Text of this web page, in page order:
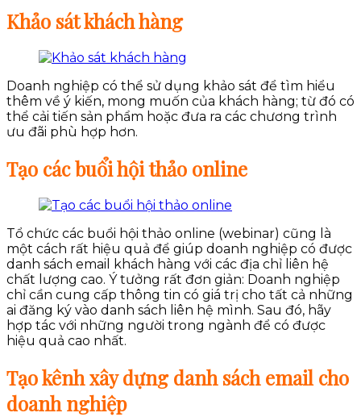
Khảo sát khách hàng
Doanh nghiệp có thể sử dụng khảo sát để tìm hiểu
thêm về ý kiến, mong muốn của khách hàng; từ đó có
thể cải tiến sản phẩm hoặc đưa ra các chương trình
ưu đãi phù hợp hơn.
Tạo các buổi hội thảo online
Tổ chức các buổi hội thảo online (webinar) cũng là
một cách rất hiệu quả để giúp doanh nghiệp có được
danh sách email khách hàng với các địa chỉ liên hệ
chất lượng cao. Ý tưởng rất đơn giản: Doanh nghiệp
chỉ cần cung cấp thông tin có giá trị cho tất cả những
ai đăng ký vào danh sách liên hệ mình. Sau đó, hãy
hợp tác với những người trong ngành để có được
hiệu quả cao nhất.
Tạo kênh xây dựng danh sách email cho
doanh nghiệp